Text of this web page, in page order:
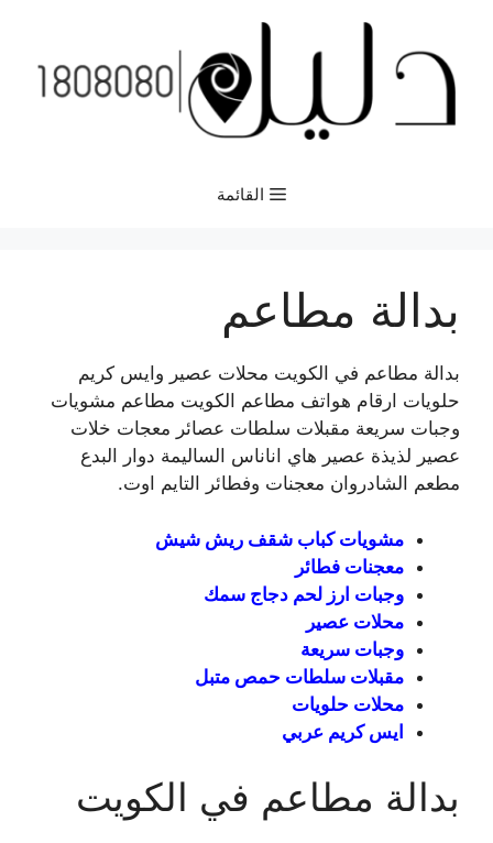
المحتوى
القائمة
بدالة مطاعم
بدالة مطاعم في الكويت محلات عصير وايس كريم
حلويات ارقام هواتف مطاعم الكويت مطاعم مشويات
وجبات سريعة مقبلات سلطات عصائر معجات خلات
عصير لذيذة عصير هاي اناناس الساليمة دوار البدع
مطعم الشادروان معجنات وفطائر التايم اوت.
مشويات كباب شقف ريش شيش
معجنات فطائر
وجبات ارز لحم دجاج سمك
محلات عصير
وجبات سريعة
مقبلات سلطات حمص متبل
محلات حلويات
ايس كريم عربي
بدالة مطاعم في الكويت